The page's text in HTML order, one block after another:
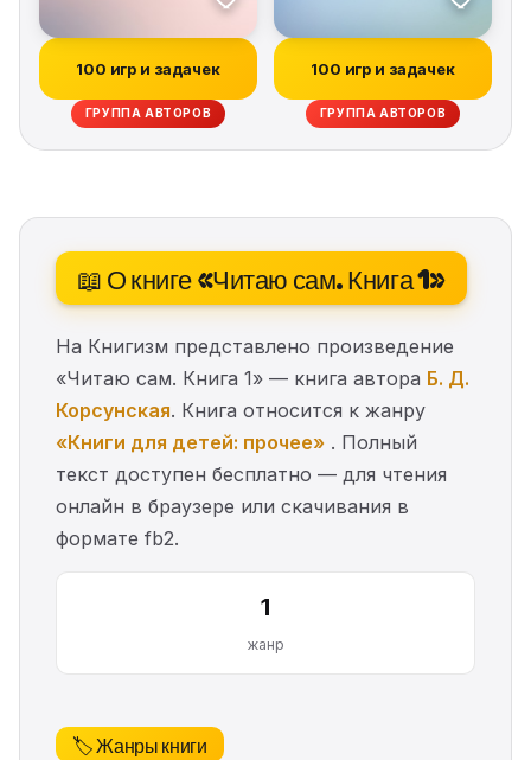
100 игр и задачек
ГРУППА АВТОРОВ
100 игр и задачек
ГРУППА АВТОРОВ
📖 О книге «Читаю сам. Книга 1»
На Книгизм представлено произведение
«Читаю сам. Книга 1» — книга автора Б. Д.
Корсунская. Книга относится к жанру
«Книги для детей: прочее» . Полный
текст доступен бесплатно — для чтения
онлайн в браузере или скачивания в
формате fb2.
1
жанр
🏷️ Жанры книги